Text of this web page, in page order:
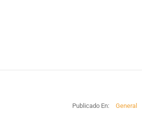
Publicado En: General